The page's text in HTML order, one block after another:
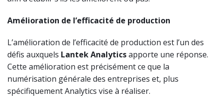
Amélioration de l’efficacité de production
L’amélioration de l’efficacité de production est l’un des
défis auxquels Lantek Analyticsapporte une réponse.
Cette amélioration est précisément ce que la
numérisation générale des entreprises et, plus
spécifiquement Analytics vise à réaliser.